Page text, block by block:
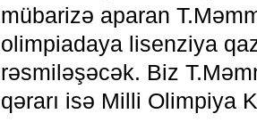
mübarizə aparan
olimpiadaya lisenziya
rəsmiləşəcək. Biz
qərarı isə Milli Olimpiya